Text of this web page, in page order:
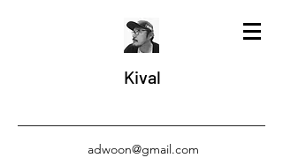
Kival
adwoon@gmail.com